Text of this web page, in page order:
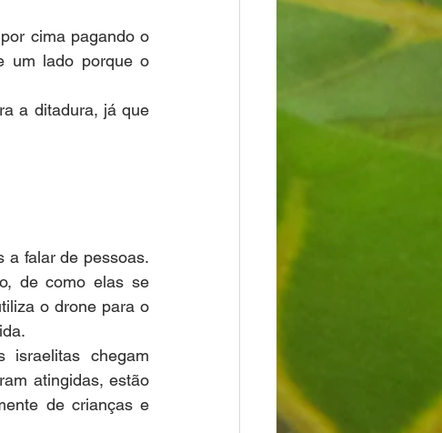
cima pagando o
um lado porque o
a ditadura, já que
a falar de pessoas.
de como elas se
o drone para o
israelitas chegam
atingidas, estão
de crianças e